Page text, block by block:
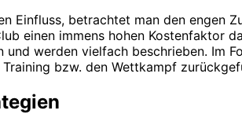
Einfluss, betrachtet man den engen
einen immens hohen Kostenfaktor
werden vielfach beschrieben. Im
bzw. den Wettkampf